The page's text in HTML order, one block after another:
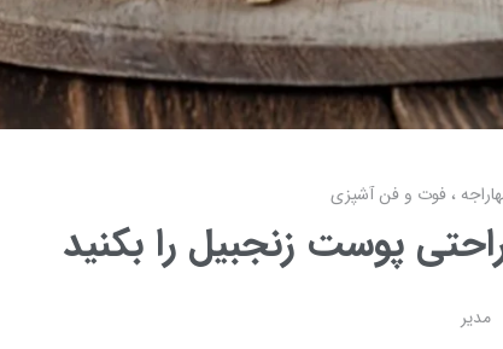
فوت و فن آشپزی
پوست زنجبیل را بکنید
مدیر